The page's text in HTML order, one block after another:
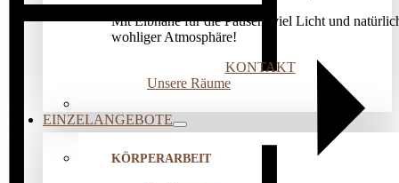
Mit Elbnähe für die Pausen, viel Licht und
wohliger Atmosphäre!
KONTAKT
Unsere Räume
EINZELANGEBOTE
KÖRPERARBEIT